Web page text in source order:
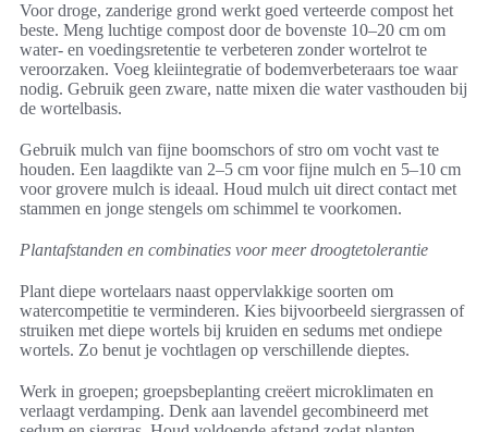
Voor droge, zanderige grond werkt goed verteerde compost het
beste. Meng luchtige compost door de bovenste 10–20 cm om
water- en voedingsretentie te verbeteren zonder wortelrot te
veroorzaken. Voeg kleiintegratie of bodemverbeteraars toe waar
nodig. Gebruik geen zware, natte mixen die water vasthouden bij
de wortelbasis.
Gebruik mulch van fijne boomschors of stro om vocht vast te
houden. Een laagdikte van 2–5 cm voor fijne mulch en 5–10 cm
voor grovere mulch is ideaal. Houd mulch uit direct contact met
stammen en jonge stengels om schimmel te voorkomen.
Plantafstanden en combinaties voor meer droogtetolerantie
Plant diepe wortelaars naast oppervlakkige soorten om
watercompetitie te verminderen. Kies bijvoorbeeld siergrassen of
struiken met diepe wortels bij kruiden en sedums met ondiepe
wortels. Zo benut je vochtlagen op verschillende dieptes.
Werk in groepen; groepsbeplanting creëert microklimaten en
verlaagt verdamping. Denk aan lavendel gecombineerd met